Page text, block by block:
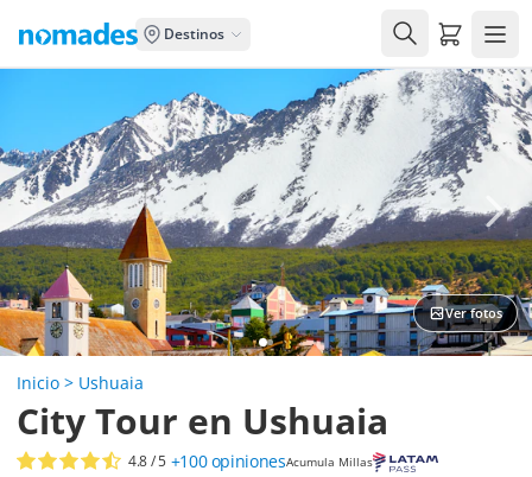
Destinos Carrito
Ver fotos
Inicio > Ushuaia
City Tour en Ushuaia
4.8/ 5 +100 opinionesAcumula Millas